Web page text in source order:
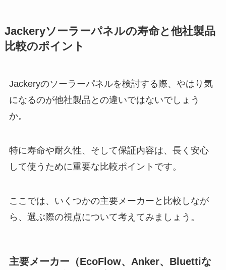
Jackeryソーラーパネルの寿命と他社製品
比較のポイント
Jackeryのソーラーパネルを検討する際、やはり気
になるのが他社製品との違いではないでしょう
か。
特に寿命や耐久性、そして保証内容は、長く安心
して使うために重要な比較ポイントです。
ここでは、いくつかの主要メーカーと比較しなが
ら、選ぶ際の視点について考えてみましょう。
主要メーカー（EcoFlow、Anker、Bluettiな